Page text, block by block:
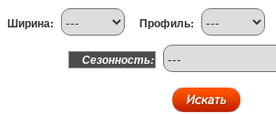
Ширина: Профиль:
Сезонность: